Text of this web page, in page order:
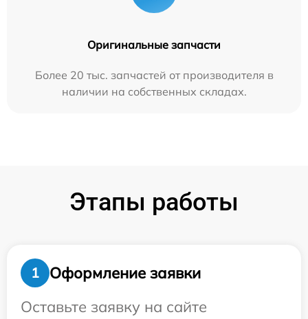
Оригинальные запчасти
Более 20 тыс. запчастей от производителя в
наличии на собственных складах.
Этапы работы
1
Оформление заявки
Оставьте заявку на сайте